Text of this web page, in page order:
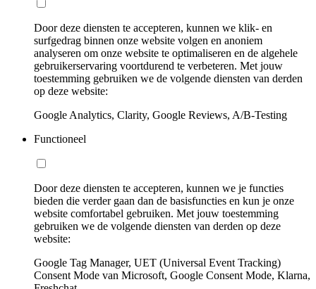
Door deze diensten te accepteren, kunnen we klik- en
surfgedrag binnen onze website volgen en anoniem
analyseren om onze website te optimaliseren en de algehele
gebruikerservaring voortdurend te verbeteren. Met jouw
toestemming gebruiken we de volgende diensten van derden
op deze website:
Google Analytics, Clarity, Google Reviews, A/B-Testing
Functioneel
Door deze diensten te accepteren, kunnen we je functies
bieden die verder gaan dan de basisfuncties en kun je onze
website comfortabel gebruiken. Met jouw toestemming
gebruiken we de volgende diensten van derden op deze
website:
Google Tag Manager, UET (Universal Event Tracking)
Consent Mode van Microsoft, Google Consent Mode, Klarna,